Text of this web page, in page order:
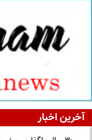
آخرین اخبار